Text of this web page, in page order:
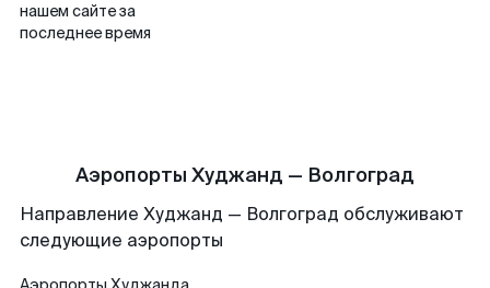
нашем сайте за
последнее время
Аэропорты Худжанд — Волгоград
Направление Худжанд — Волгоград обслуживают
следующие аэропорты